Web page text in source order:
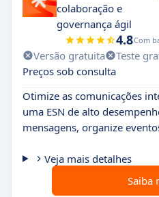
colaboração e
governança ágil
4.8Com
Versão gratuita Teste
Preços sob consulta
Otimize as comunicações
uma ESN de alto
mensagens, organize
Veja mais detalhes
Saiba